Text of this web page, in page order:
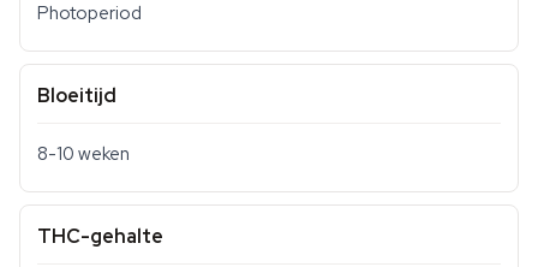
Photoperiod
Bloeitijd
8-10 weken
THC-gehalte